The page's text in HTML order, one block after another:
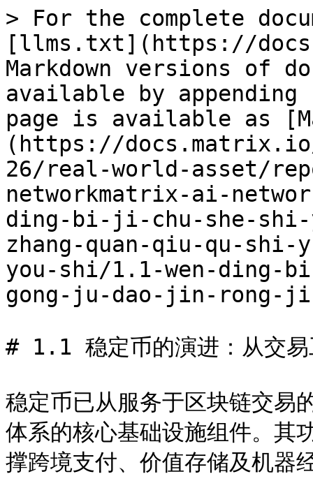
> For the complete
[llms.txt](https://
Markdown versions of
available by
page is available as
(https://
26/real-world-asset/
networkmatrix-ai-
ding-bi-ji-chu-she-
zhang-quan-qiu-qu-shi-
you-shi/1.1-wen-ding-
gong-ju-dao-jin-rong-
# 1.1 稳定币的演进：从交易
稳定币已从服务于区块链交易
体系的核心基础设施组件。其
撑跨境支付、价值存储及机器